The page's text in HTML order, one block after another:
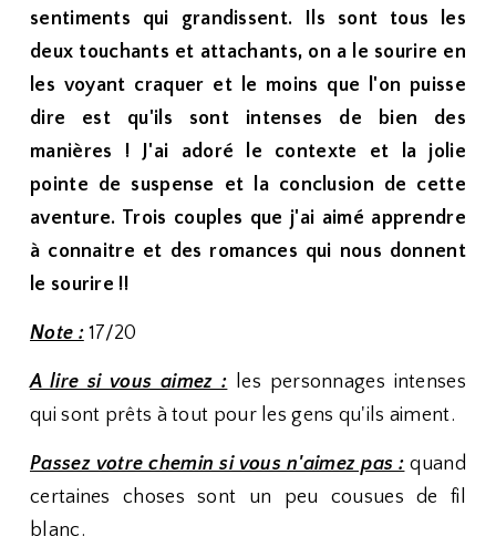
sentiments qui grandissent. Ils sont tous les
deux touchants et attachants, on a le sourire en
les voyant craquer et le moins que l'on puisse
dire est qu'ils sont intenses de bien des
manières ! J'ai adoré le contexte et la jolie
pointe de suspense et la conclusion de cette
aventure. Trois couples que j'ai aimé apprendre
à connaitre et des romances qui nous donnent
le sourire !!
Note :17/20
A lire si vous aimez : les personnages intenses
qui sont prêts à tout pour les gens qu'ils aiment.
Passez votre chemin si vous n'aimez pas : quand
certaines choses sont un peu cousues de fil
blanc.